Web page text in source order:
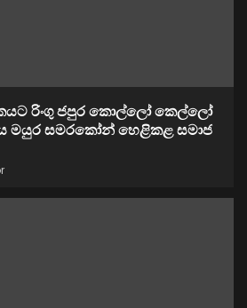
රිංගු ජපුර කොල්ලෝ කෙල්ලෝ
මයුර සමරකෝන් හෙළිකළ සමාජ